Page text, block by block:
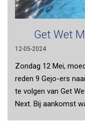
Get Wet
12-05-2024
Zondag 12 Mei,
reden 9 Gejo-ers
te volgen van Get
Next. Bij aankomst